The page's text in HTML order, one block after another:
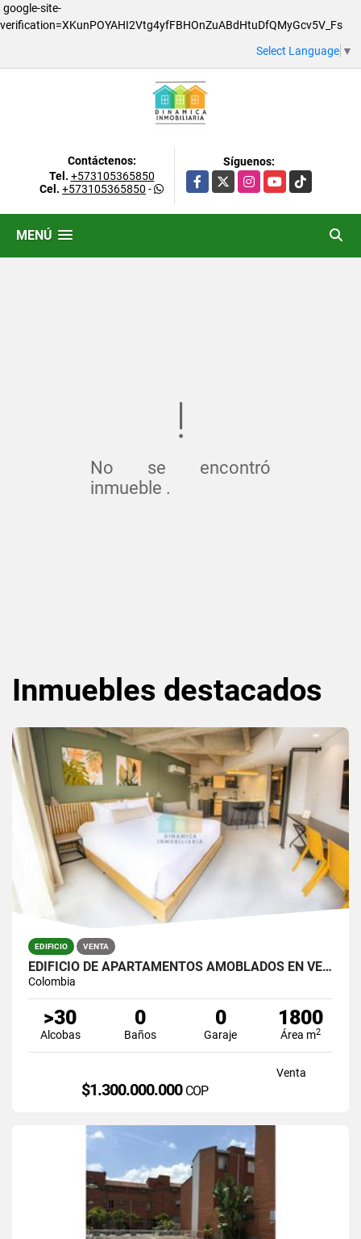
google-site-
verification=XKunPOYAHI2Vtg4yfFBHOnZuABdHtuDfQMyGcv5V_Fs
Select Language ▼
Contáctenos:
Tel. +573105365850
Cel. +573105365850 -
Síguenos:
Facebook
X InstagramYouTubeTikTok
MENÚ
No se encontró
inmueble .
Inmuebles destacados
EDIFICIO VENTA
EDIFICIO DE APARTAMENTOS AMOBLADOS EN VENTA
Colombia
>30
Alcobas
0
Baños
0
Garaje
1800
Área m2
Venta
$1.300.000.000 COP